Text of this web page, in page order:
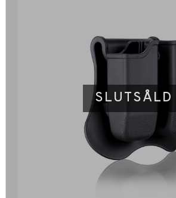
SLUTSÅLD